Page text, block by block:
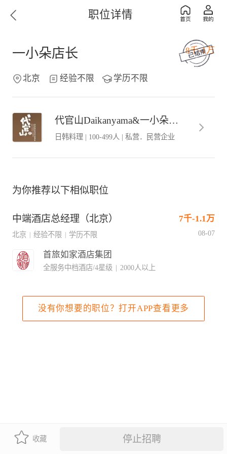
职位详情
一小朵店长 8千-1万
北京 经验不限 学历不限
代官山Daikanyama&一小朵OneDuo
日韩料理 | 100-499人 | 私营．民营企业
为你推荐以下相似职位
中端酒店总经理（北京） 7千-1.1万
北京 | 经验不限 | 学历不限 08-07
首旅如家酒店集团
全服务中档酒店/4星级 | 2000人以上
没有你想要的职位？打开APP查看更多
收藏 停止招聘